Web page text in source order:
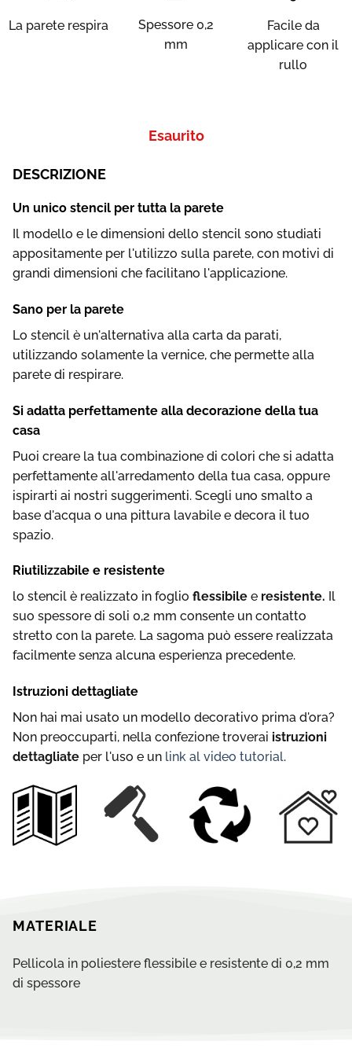
La parete respira
Spessore 0,2
mm
Facile da
applicare con il
rullo
Esaurito
DESCRIZIONE
Un unico stencil per tutta la parete
Il modello e le dimensioni dello stencil sono studiati
appositamente per l'utilizzo sulla parete, con motivi di
grandi dimensioni che facilitano l'applicazione.
Sano per la parete
Lo stencil è un'alternativa alla carta da parati,
utilizzando solamente la vernice, che permette alla
parete di respirare.
Si adatta perfettamente alla decorazione della tua
casa
Puoi creare la tua combinazione di colori che si adatta
perfettamente all'arredamento della tua casa, oppure
ispirarti ai nostri suggerimenti. Scegli uno smalto a
base d'acqua o una pittura lavabile e decora il tuo
spazio.
Riutilizzabile e resistente
lo stencil è realizzato in foglio flessibile e resistente. Il
suo spessore di soli 0,2 mm consente un contatto
stretto con la parete. La sagoma può essere realizzata
facilmente senza alcuna esperienza precedente.
Istruzioni dettagliate
Non hai mai usato un modello decorativo prima d'ora?
Non preoccuparti, nella confezione troverai istruzioni
dettagliate per l'uso e un link al video tutorial.
MATERIALE
Pellicola in poliestere flessibile e resistente di 0,2 mm
di spessore